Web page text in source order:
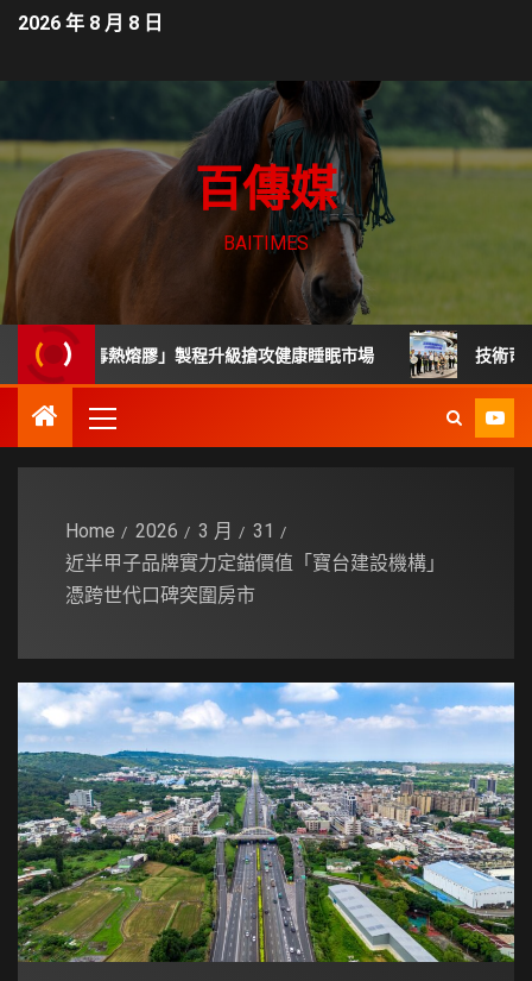
2026 年 8 月 8 日
百傳媒
BAITIMES
無毒熱熔膠」製程升級搶攻健康睡眠市場 技術司展30項
Home 2026 3 月
31
近半甲子品牌實力定錨價值「寶台建設機構」
憑跨世代口碑突圍房市